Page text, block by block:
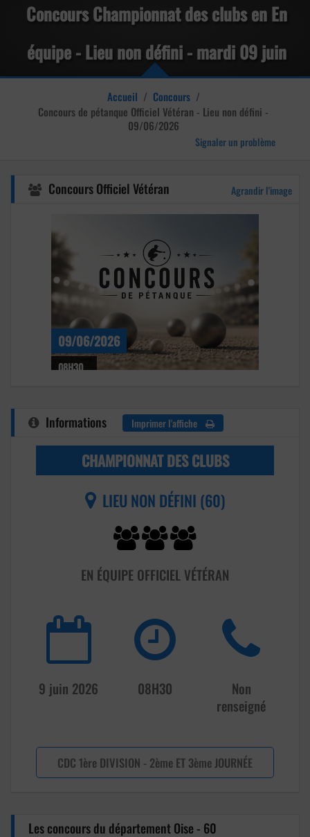
Concours Championnat des clubs en En
équipe - Lieu non défini - mardi 09 juin
2026
Accueil / Concours /
Concours de pétanque Officiel Vétéran - Lieu non défini -
09/06/2026
Signaler un problème
Concours Officiel Vétéran Agrandir l'image
09/06/2026
08H30
Informations Imprimer l'affiche
CHAMPIONNAT DES CLUBS
LIEU NON DÉFINI (60)
EN ÉQUIPE OFFICIEL VÉTÉRAN
9 juin 2026 08H30
Non
renseigné
CDC 1ère DIVISION - 2ème ET 3ème JOURNÉE
Les concours du département Oise - 60